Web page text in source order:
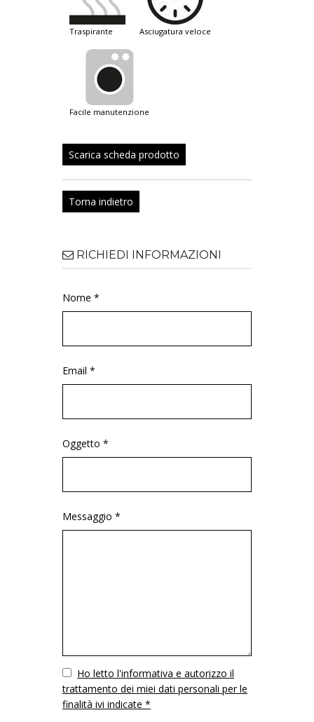
traspirante asciugatura veloce
facile manutenzione
Scarica scheda prodotto
Torna indietro
RICHIEDI INFORMAZIONI
Nome *
Email *
Oggetto *
Messaggio *
VuotoHo letto l'informativa e autorizzo il
trattamento dei miei dati personali per le
finalità ivi indicate *